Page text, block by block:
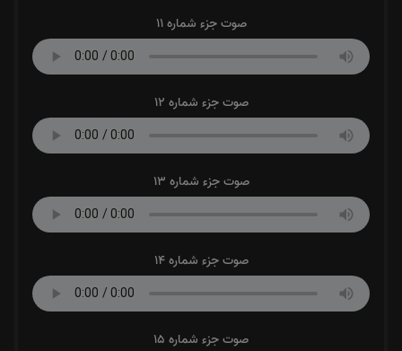
صوت جزء شماره 11
صوت جزء شماره 12
صوت جزء شماره 13
صوت جزء شماره 14
صوت جزء شماره 15